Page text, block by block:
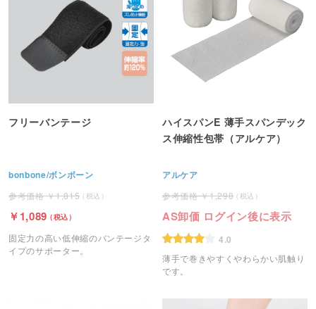
フリーバンテージ
bonbone/ボンボーン
1,815
1,089
固定力の高い低伸縮のバンテージタ
イプのサポーター。
ハイスパンE 薄手スパンデック
ス伸縮性包帯（アルケア）
アルケア
1,298
AS卸価 ログイン後に表示
4.0
薄手で巻きやすくやわらかい肌触り
です。